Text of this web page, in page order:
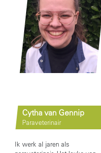
Cytha van Gennip
Paraveterinair
Ik werk al jaren als